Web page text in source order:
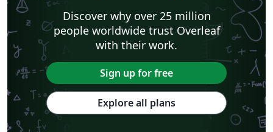
Discover why over 25 million
people worldwide trust Overleaf
with their work.
Sign up for free
Explore all plans